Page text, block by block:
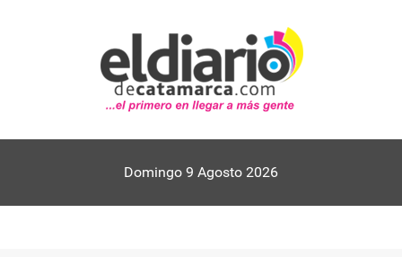
Domingo 9 Agosto 2026